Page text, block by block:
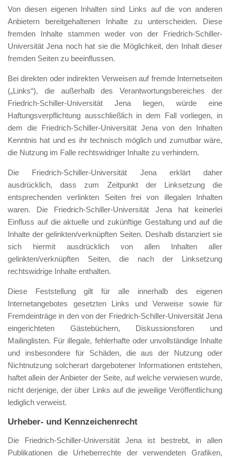
Von diesen eigenen Inhalten sind Links auf die von anderen
Anbietern bereitgehaltenen Inhalte zu unterscheiden. Diese
fremden Inhalte stammen weder von der Friedrich-Schiller-
Universität Jena noch hat sie die Möglichkeit, den Inhalt dieser
fremden Seiten zu beeinflussen.
Bei direkten oder indirekten Verweisen auf fremde Internetseiten
(„Links“), die außerhalb des Verantwortungsbereiches der
Friedrich-Schiller-Universität Jena liegen, würde eine
Haftungsverpflichtung ausschließlich in dem Fall vorliegen, in
dem die Friedrich-Schiller-Universität Jena von den Inhalten
Kenntnis hat und es ihr technisch möglich und zumutbar wäre,
die Nutzung im Falle rechtswidriger Inhalte zu verhindern.
Die Friedrich-Schiller-Universität Jena erklärt daher
ausdrücklich, dass zum Zeitpunkt der Linksetzung die
entsprechenden verlinkten Seiten frei von illegalen Inhalten
waren. Die Friedrich-Schiller-Universität Jena hat keinerlei
Einfluss auf die aktuelle und zukünftige Gestaltung und auf die
Inhalte der gelinkten/verknüpften Seiten. Deshalb distanziert sie
sich hiermit ausdrücklich von allen Inhalten aller
gelinkten/verknüpften Seiten, die nach der Linksetzung
rechtswidrige Inhalte enthalten.
Diese Feststellung gilt für alle innerhalb des eigenen
Internetangebotes gesetzten Links und Verweise sowie für
Fremdeinträge in den von der Friedrich-Schiller-Universität Jena
eingerichteten Gästebüchern, Diskussionsforen und
Mailinglisten. Für illegale, fehlerhafte oder unvollständige Inhalte
und insbesondere für Schäden, die aus der Nutzung oder
Nichtnutzung solcherart dargebotener Informationen entstehen,
haftet allein der Anbieter der Seite, auf welche verwiesen wurde,
nicht derjenige, der über Links auf die jeweilige Veröffentlichung
lediglich verweist.
Urheber- und Kennzeichenrecht
Die Friedrich-Schiller-Universität Jena ist bestrebt, in allen
Publikationen die Urheberrechte der verwendeten Grafiken,